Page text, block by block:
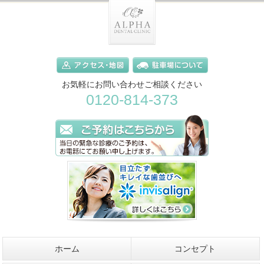
お気軽にお問い合わせご相談ください
0120-814-373
ホーム コンセプト